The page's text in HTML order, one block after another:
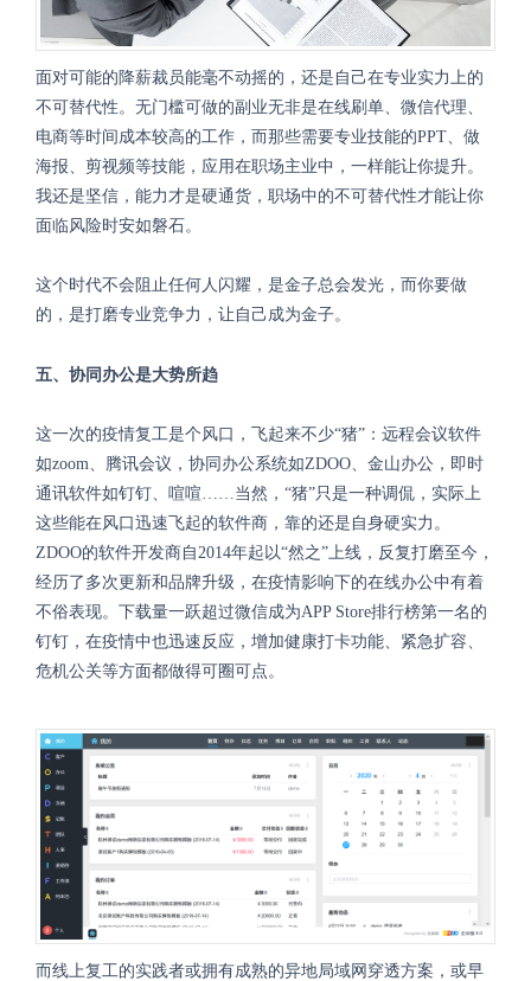
面对可能的降薪裁员能毫不动摇的，还是自己在专业实力上的
不可替代性。无门槛可做的副业无非是在线刷单、微信代理、
电商等时间成本较高的工作，而那些需要专业技能的PPT、做
海报、剪视频等技能，应用在职场主业中，一样能让你提升。
我还是坚信，能力才是硬通货，职场中的不可替代性才能让你
面临风险时安如磐石。
这个时代不会阻止任何人闪耀，是金子总会发光，而你要做
的，是打磨专业竞争力，让自己成为金子。
五、协同办公是大势所趋
这一次的疫情复工是个风口，飞起来不少“猪”：远程会议软件
如zoom、腾讯会议，协同办公系统如ZDOO、金山办公，即时
通讯软件如钉钉、喧喧……当然，“猪”只是一种调侃，实际上
这些能在风口迅速飞起的软件商，靠的还是自身硬实力。
ZDOO的软件开发商自2014年起以“然之”上线，反复打磨至今，
经历了多次更新和品牌升级，在疫情影响下的在线办公中有着
不俗表现。下载量一跃超过微信成为APP Store排行榜第一名的
钉钉，在疫情中也迅速反应，增加健康打卡功能、紧急扩容、
危机公关等方面都做得可圈可点。
而线上复工的实践者或拥有成熟的异地局域网穿透方案，或早